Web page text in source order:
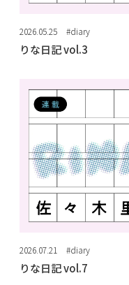
2026.05.25 #diary
りな日記 vol.3
2026.07.21 #diary
りな日記 vol.7